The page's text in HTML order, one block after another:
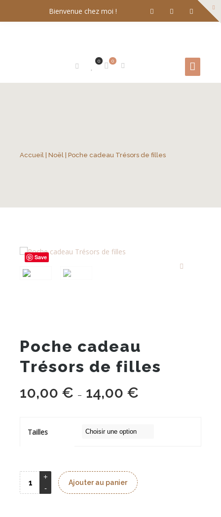
Bienvenue chez moi !
0
0
Accueil Noël | Poche cadeau Trésors de filles
Save
Poche cadeau
Trésors de filles
10,00 € – 14,00 €
Tailles
Ajouter au panier